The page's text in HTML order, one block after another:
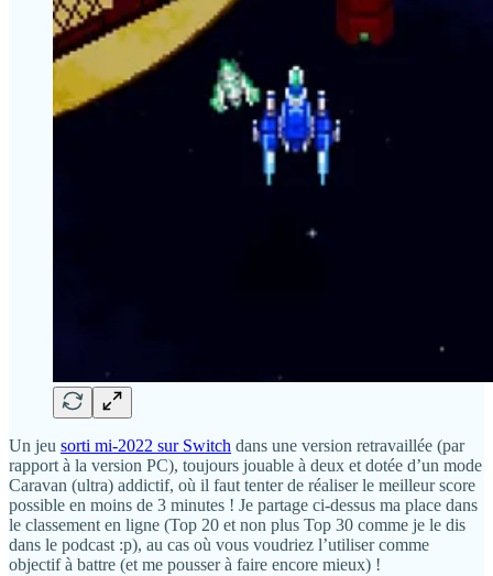
Un jeu sorti mi-2022 sur Switch dans une version retravaillée (par
rapport à la version PC), toujours jouable à deux et dotée d’un mode
Caravan (ultra) addictif, où il faut tenter de réaliser le meilleur score
possible en moins de 3 minutes ! Je partage ci-dessus ma place dans
le classement en ligne (Top 20 et non plus Top 30 comme je le dis
dans le podcast :p), au cas où vous voudriez l’utiliser comme
objectif à battre (et me pousser à faire encore mieux) !